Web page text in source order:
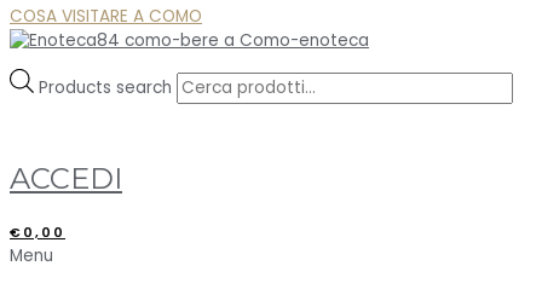
COSA VISITARE A COMO
Products search
ACCEDI
€ 0,00
Menu